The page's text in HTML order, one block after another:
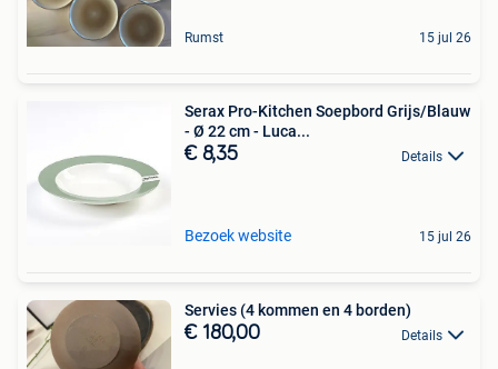
Rumst 15 jul 26
Serax Pro-Kitchen Soepbord Grijs/Blauw
- Ø 22 cm - Luca...
€ 8,35 Details
Bezoek website 15 jul 26
Servies (4 kommen en 4 borden)
€ 180,00 Details